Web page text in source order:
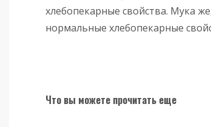
хлебопекарные свойства. Мука
нормальные хлебопекарные
Что вы можете прочитать еще